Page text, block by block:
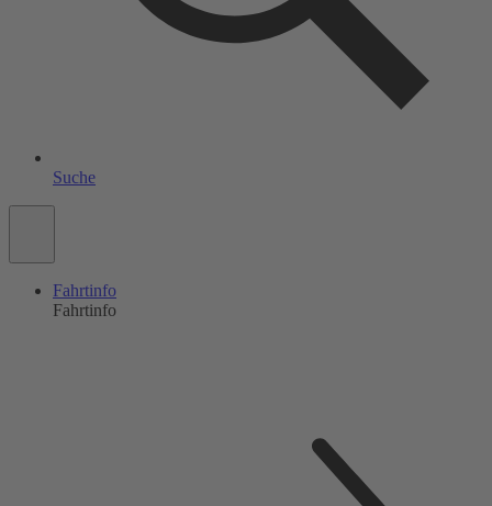
Suche
Fahrtinfo
Fahrtinfo